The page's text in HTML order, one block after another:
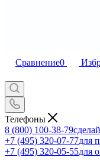
Сравнение0
Телефоны
8 (800) 100-38-79
+7 (495) 320-07-77для
+7 (495) 320-05-55для